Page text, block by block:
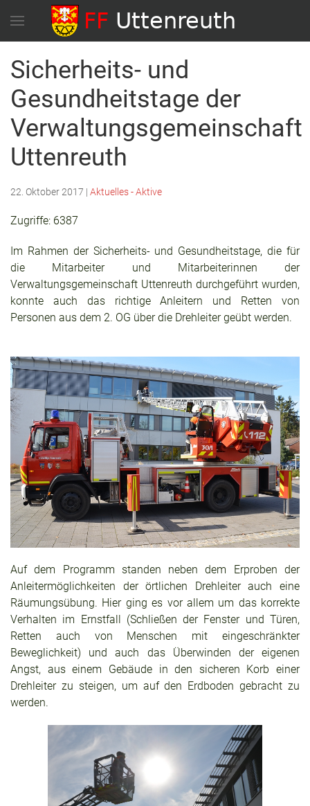
Sicherheits- und
Gesundheitstage der
Verwaltungsgemeinschaft
Uttenreuth
22. Oktober 2017 | Aktuelles - Aktive
Zugriffe: 6387
Im Rahmen der Sicherheits- und Gesundheitstage, die für
die Mitarbeiter und Mitarbeiterinnen der
Verwaltungsgemeinschaft Uttenreuth durchgeführt wurden,
konnte auch das richtige Anleitern und Retten von
Personen aus dem 2. OG über die Drehleiter geübt werden.
Auf dem Programm standen neben dem Erproben der
Anleitermöglichkeiten der örtlichen Drehleiter auch eine
Räumungsübung. Hier ging es vor allem um das korrekte
Verhalten im Ernstfall (Schließen der Fenster und Türen,
Retten auch von Menschen mit eingeschränkter
Beweglichkeit) und auch das Überwinden der eigenen
Angst, aus einem Gebäude in den sicheren Korb einer
Drehleiter zu steigen, um auf den Erdboden gebracht zu
werden.